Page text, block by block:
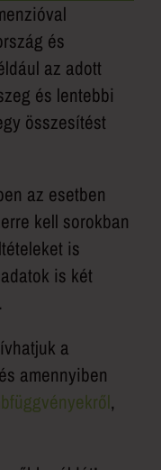
és
az adott
és lentebbi
összesítést
az esetben
kell sorokban
is
is két
a
amennyiben
,